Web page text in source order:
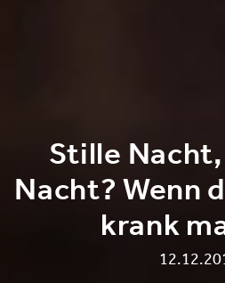
Stille
Nacht? Wenn
krank